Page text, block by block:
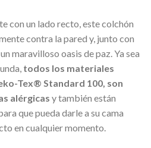
con un lado recto, este colchón
contra la pared y, junto con
maravilloso oasis de paz. Ya sea
todos los materiales
Tex® Standard 100, son
alérgicas y también están
que pueda darle a su cama
en cualquier momento.